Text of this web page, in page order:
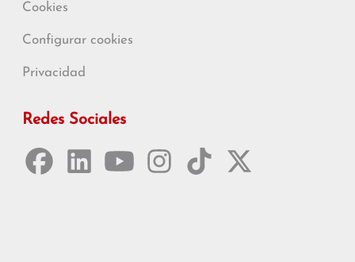
Cookies
Configurar cookies
Privacidad
Redes Sociales